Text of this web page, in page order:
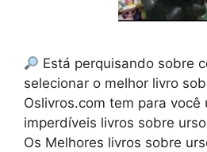
Está perquisando sobre
selecionar o melhor livro
Oslivros.com tem para você
imperdíveis livros sobre
Os Melhores livros sobre